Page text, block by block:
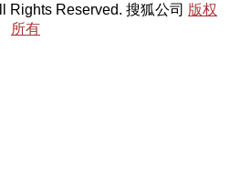
Rights Reserved. 搜狐公司 版权
所有